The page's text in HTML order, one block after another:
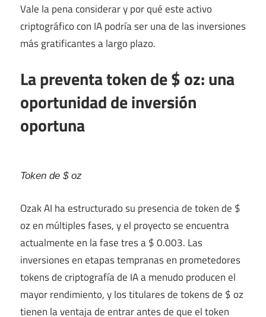
Vale la pena considerar y por qué este activo
criptográfico con IA podría ser una de las inversiones
más gratificantes a largo plazo.
La preventa token de $ oz: una
oportunidad de inversión
oportuna
Token de $ oz
Ozak AI ha estructurado su presencia de token de $
oz en múltiples fases, y el proyecto se encuentra
actualmente en la fase tres a $ 0.003. Las
inversiones en etapas tempranas en prometedores
tokens de criptografía de IA a menudo producen el
mayor rendimiento, y los titulares de tokens de $ oz
tienen la ventaja de entrar antes de que el token